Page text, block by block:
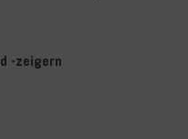
-zeigern